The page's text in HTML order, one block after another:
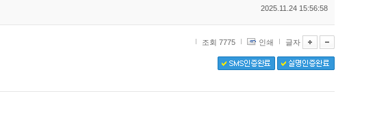
2025.11.24 15:56:58
조회 7775 인쇄 글자